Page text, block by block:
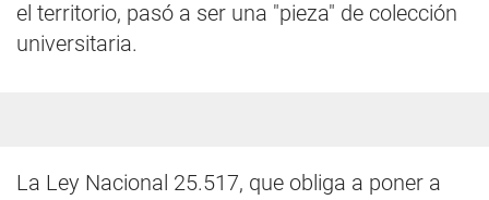
el territorio, pasó a ser una "pieza" de colección
universitaria.
La Ley Nacional 25.517, que obliga a poner a